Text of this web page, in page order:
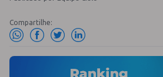
Compartilhe: